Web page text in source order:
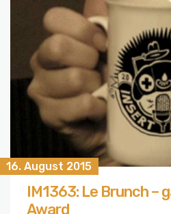
16. August 2015
IM1363: Le Brunch –
Award